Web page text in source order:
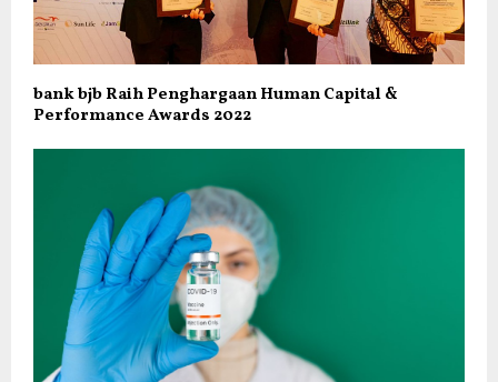
bank bjb Raih Penghargaan Human Capital &
Performance Awards 2022